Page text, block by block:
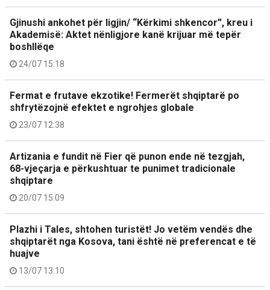
Gjinushi ankohet për ligjin/ “Kërkimi shkencor”, kreu i
Akademisë: Aktet nënligjore kanë krijuar më tepër
boshllëqe
24/07 15:18
Fermat e frutave ekzotike! Fermerët shqiptarë po
shfrytëzojnë efektet e ngrohjes globale
23/07 12:38
Artizania e fundit në Fier që punon ende në tezgjah,
68-vjeçarja e përkushtuar te punimet tradicionale
shqiptare
20/07 15:09
Plazhi i Tales, shtohen turistët! Jo vetëm vendës dhe
shqiptarët nga Kosova, tani është në preferencat e të
huajve
13/07 13:10